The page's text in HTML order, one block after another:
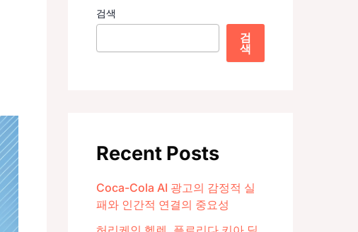
검색
검
색
Recent Posts
Coca-Cola AI 광고의 감정적 실
패와 인간적 연결의 중요성